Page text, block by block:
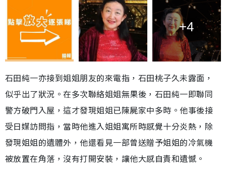
+4
石田純一亦接到姐姐朋友的來電指，石田桃子久未露面，
似乎出了狀況。在多次聯絡姐姐無果後，石田純一即聯同
警方破門入屋，這才發現姐姐已陳屍家中多時。他事後接
受日媒訪問指，當時他進入姐姐寓所時感覺十分炎熱，除
發現姐姐的遺體外，他還看見一部曾送贈予姐姐的冷氣機
被放置在角落，沒有打開安裝，讓他大感自責和遺憾。